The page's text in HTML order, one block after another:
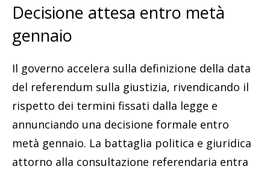
Decisione attesa entro metà
gennaio
Il governo accelera sulla definizione della data
del referendum sulla giustizia, rivendicando il
rispetto dei termini fissati dalla legge e
annunciando una decisione formale entro
metà gennaio. La battaglia politica e giuridica
attorno alla consultazione referendaria entra